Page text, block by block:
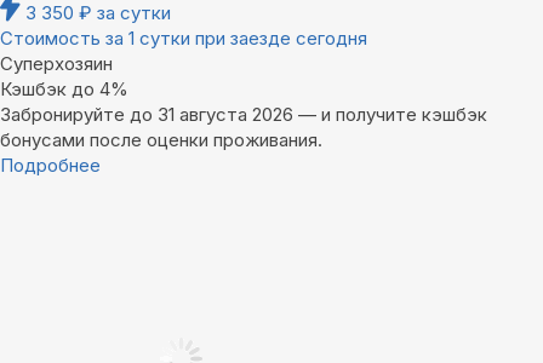
3 350 ₽ за сутки
Стоимость за 1 сутки при заезде сегодня
Суперхозяин
Кэшбэк до 4%
Забронируйте до 31 августа 2026 — и получите кэшбэк
бонусами после оценки проживания.
Подробнее